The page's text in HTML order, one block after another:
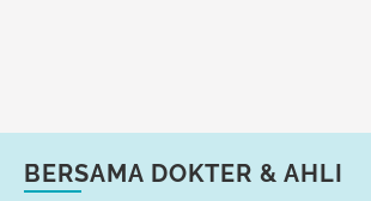
BERSAMA DOKTER & AHLI